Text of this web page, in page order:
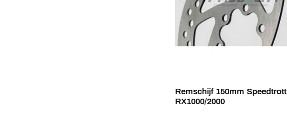
Remschijf 150mm Speedtrott
RX1000/2000